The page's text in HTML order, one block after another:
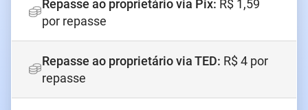
Repasse ao proprietário via Pix: R$ 1,59
por repasse
Repasse ao proprietário via TED: R$ 4 por
repasse